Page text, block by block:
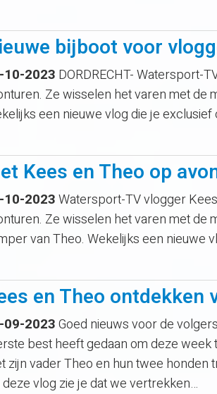
bijboot voor
10-2023 DORDRECHT- Watersport-
Ze wisselen het varen met de
een nieuwe vlog die je
Kees en Theo op
10-2023Watersport-TV vlogger
Ze wisselen het varen met de
van Theo. Wekelijks een nieuwe
en Theo ontdekken
09-2023Goed nieuws voor de
best heeft gedaan om deze
zijn vader Theo en hun twee
deze vlog zie je dat we vertrekken…